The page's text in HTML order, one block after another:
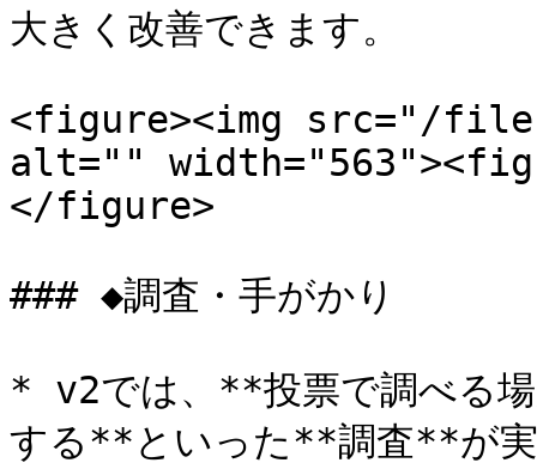
大きく改善できます。
<figure><img src="/files/
alt=""
</figure>
### ◆調査・手がかり
* v2では、**投票で調べる場
する**といった**調査**が実